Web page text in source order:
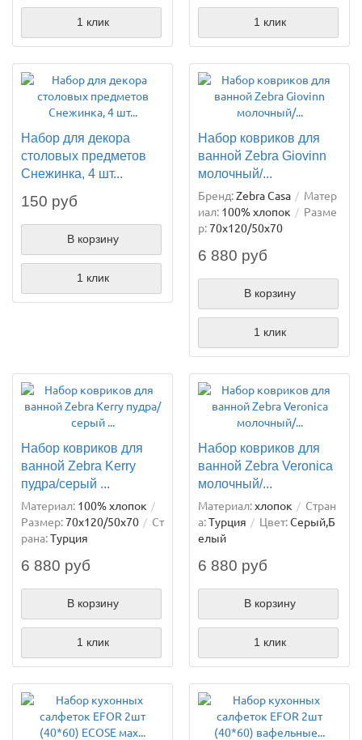
1 клик 1 клик
Набор для декора
столовых предметов
Снежинка, 4 шт...
150 руб
В корзину
1 клик
Набор ковриков для
ванной Zebra Giovinn
молочный/...
Бренд:Zebra Casa
Матер
иал: 100% хлопок
Разме
р:70х120/50х70
6 880 руб
В корзину
1 клик
Набор ковриков для
ванной Zebra Kerry
пудра/серый ...
Материал: 100% хлопок
Размер:70х120/50х70
Ст
рана:Турция
6 880 руб
В корзину
1 клик
Набор ковриков для
ванной Zebra Veronica
молочный/...
Материал:хлопок
Стран
а:Турция Цвет:Серый,Б
елый
6 880 руб
В корзину
1 клик